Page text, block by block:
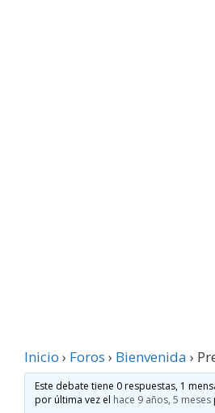
Inicio › Foros › Bienvenida ›
Este debate tiene 0 respuestas, 1
por última vez el hace 9 años, 5 meses